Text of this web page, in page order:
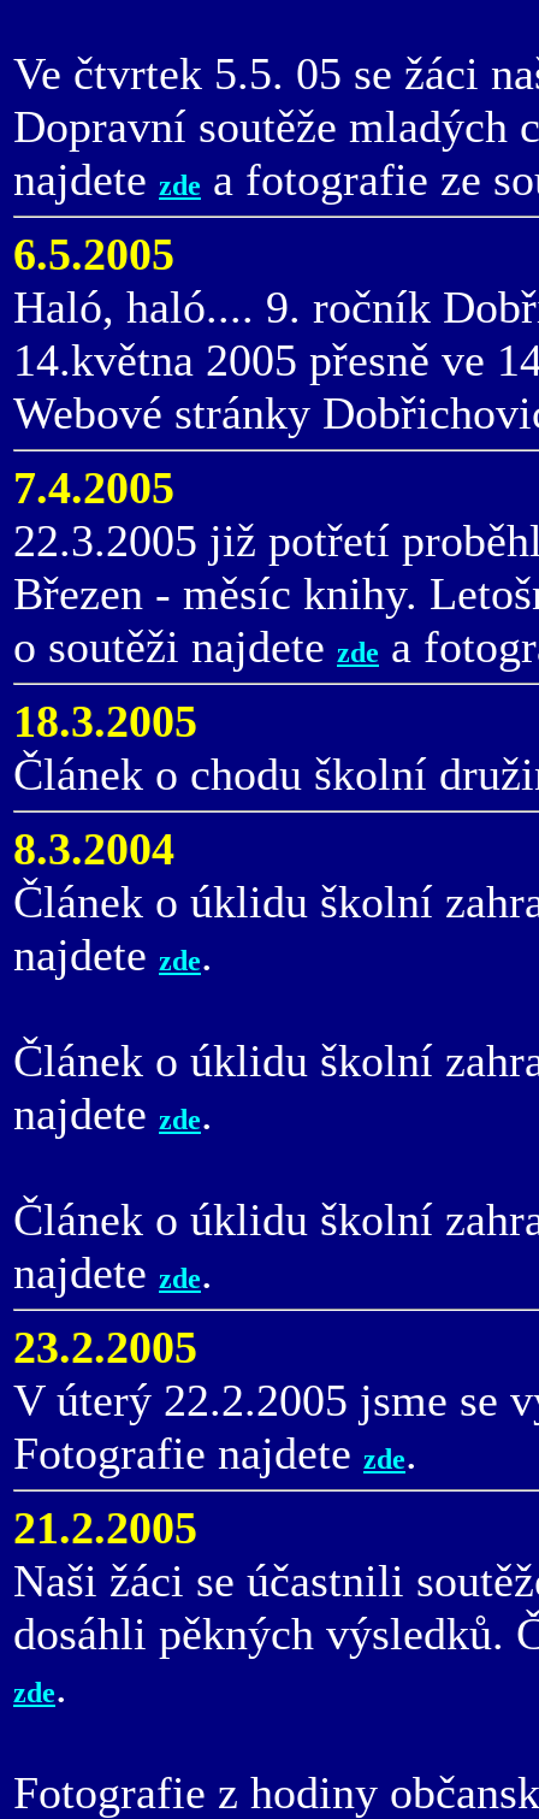
Ve čtvrtek 5.5. 05 se žáci
Dopravní soutěže mladých
najdete zde a fotografie ze
6.5.2005
Haló, haló.... 9. ročník
14.května 2005 přesně ve
Webové stránky
7.4.2005
22.3.2005 již potřetí
Březen - měsíc knihy.
o soutěži najdete zde a
18.3.2005
Článek o chodu školní
8.3.2004
Článek o úklidu školní
najdete zde.
Článek o úklidu školní
najdete zde.
Článek o úklidu školní
najdete zde.
23.2.2005
V úterý 22.2.2005 jsme se
Fotografie najdete zde.
21.2.2005
Naši žáci se účastnili
dosáhli pěkných výsledků.
zde.
Fotografie z hodiny